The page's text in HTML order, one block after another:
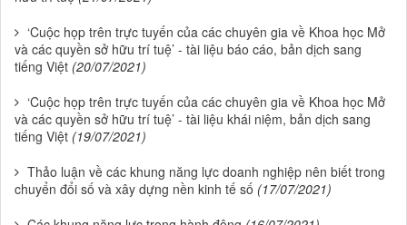
‘Cuộc họp trên trực tuyến của các chuyên gia về Khoa học Mở
và các quyền sở hữu trí tuệ’ - tài liệu báo cáo, bản dịch sang
tiếng Việt (20/07/2021)
‘Cuộc họp trên trực tuyến của các chuyên gia về Khoa học Mở
và các quyền sở hữu trí tuệ’ - tài liệu khái niệm, bản dịch sang
tiếng Việt (19/07/2021)
Thảo luận về các khung năng lực doanh nghiệp nên biết trong
chuyển đổi số và xây dựng nền kinh tế số (17/07/2021)